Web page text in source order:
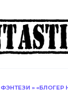
ФЭНТЕЗИ » «БЛОГЕР